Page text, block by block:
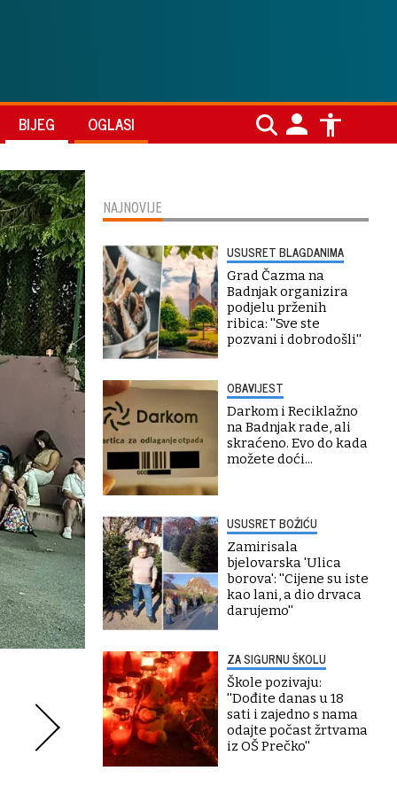
BIJEG OGLASI
NAJNOVIJE
USUSRET BLAGDANIMA
Grad Čazma na
Badnjak organizira
podjelu prženih
ribica: ''Sve ste
pozvani i dobrodošli''
OBAVIJEST
Darkom i Reciklažno
na Badnjak rade, ali
skraćeno. Evo do kada
možete doći...
USUSRET BOŽIĆU
Zamirisala
bjelovarska 'Ulica
borova': ''Cijene su iste
kao lani, a dio drvaca
darujemo''
ZA SIGURNU ŠKOLU
Škole pozivaju:
''Dođite danas u 18
sati i zajedno s nama
odajte počast žrtvama
iz OŠ Prečko''